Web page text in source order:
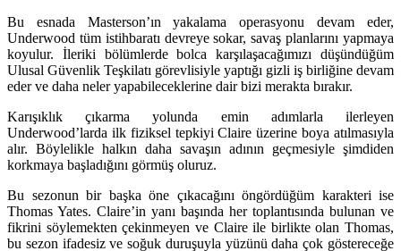
Bu esnada Masterson’ın yakalama operasyonu devam eder,
Underwood tüm istihbaratı devreye sokar, savaş planlarını yapmaya
koyulur. İleriki bölümlerde bolca karşılaşacağımızı düşündüğüm
Ulusal Güvenlik Teşkilatı görevlisiyle yaptığı gizli iş birliğine devam
eder ve daha neler yapabileceklerine dair bizi merakta bırakır.
Karışıklık çıkarma yolunda emin adımlarla ilerleyen
Underwood’larda ilk fiziksel tepkiyi Claire üzerine boya atılmasıyla
alır. Böylelikle halkın daha savaşın adının geçmesiyle şimdiden
korkmaya başladığını görmüş oluruz.
Bu sezonun bir başka öne çıkacağını öngördüğüm karakteri ise
Thomas Yates. Claire’in yanı başında her toplantısında bulunan ve
fikrini söylemekten çekinmeyen ve Claire ile birlikte olan Thomas,
bu sezon ifadesiz ve soğuk duruşuyla yüzünü daha çok göstereceğe